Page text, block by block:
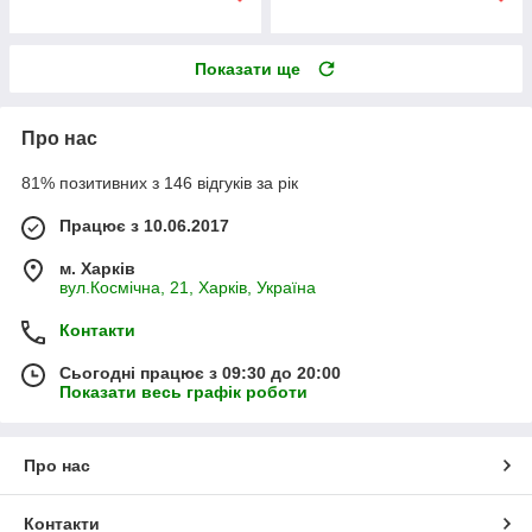
Показати ще
Про нас
81% позитивних з 146 відгуків за рік
Працює з 10.06.2017
м. Харків
вул.Космічна, 21, Харків, Україна
Контакти
Сьогодні працює з 09:30 до 20:00
Показати весь графік роботи
Про нас
Контакти